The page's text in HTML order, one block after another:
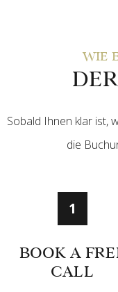
WIE
Sobald Ihnen klar ist,
die
1
BOOK A
CALL